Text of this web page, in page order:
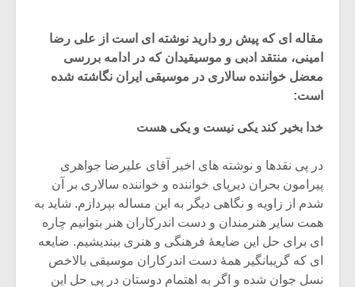
مقاله ای که پیش رو دارید نوشته ای است از علی رضا
امینی، منتقد ادبی و موسیقیدان که در ادامه بررسی
معضل خواننده سالاری در موسیقی ایران نگاشته شده
است:
خدا بخیر کند یکی نیست و یکی هست
در پی نقدها و نوشته های اخیر آقای علیرضا جواهری
پیرامون بحران دیرپای خواننده و خواننده سالاری بر آن
شدم از زاویه و نگاهی دیگر به این مساله بپردازم. شاید به
همت سایر هنرمندان و دست اندرکاران هنر بتوانیم چاره
ای برای حل این ضایعۀ فرهنگی و هنری بیندیشیم. ضایعه
ای که گریبانگیر همۀ دست اندرکاران موسیقی بالاخص
نسل جوان شده و اگر به اهتمام دوستان در پی حل این